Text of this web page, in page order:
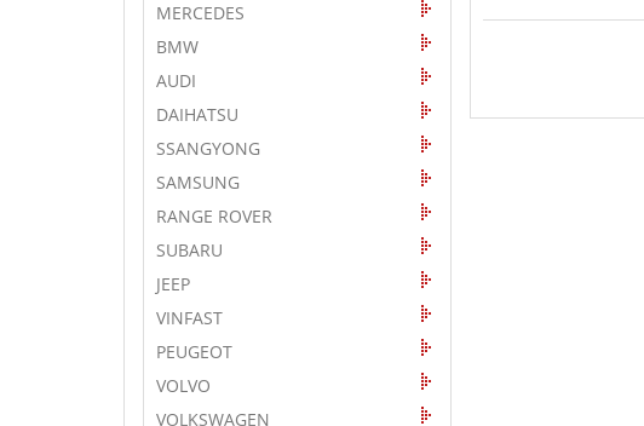
MERCEDES
BMW
AUDI
DAIHATSU
SSANGYONG
SAMSUNG
RANGE ROVER
SUBARU
JEEP
VINFAST
PEUGEOT
VOLVO
VOLKSWAGEN